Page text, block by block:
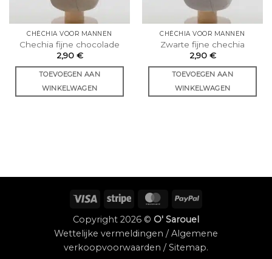
CHÉCHIA VOOR MANNEN
Chechia fijne chocolade
2,90 €
TOEVOEGEN AAN
WINKELWAGEN
CHÉCHIA VOOR MANNEN
Zwarte fijne chechia
2,90 €
TOEVOEGEN AAN
WINKELWAGEN
Visum Streep MasterCardPayPal
Copyright 2026 © O' Sarouel
Wettelijke vermeldingen /Algemene
verkoopvoorwaarden /Sitemap.